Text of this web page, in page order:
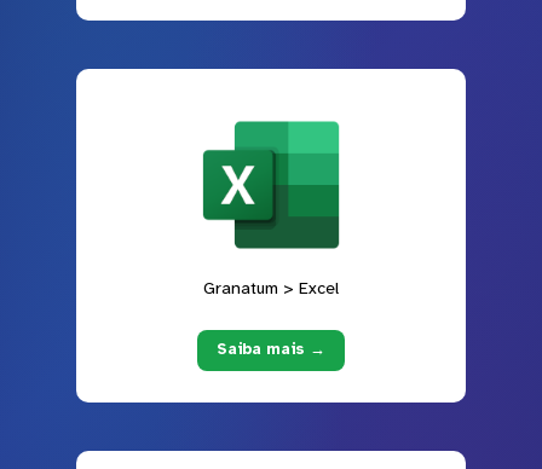
Granatum > Excel
Saiba mais →